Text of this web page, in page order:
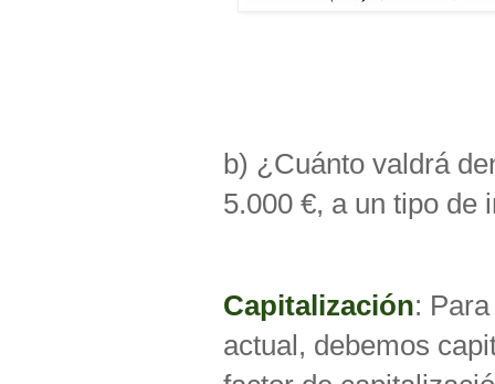
b) ¿Cuánto valdrá
5.000 €, a un tipo de
Capitalización:
actual, debemos